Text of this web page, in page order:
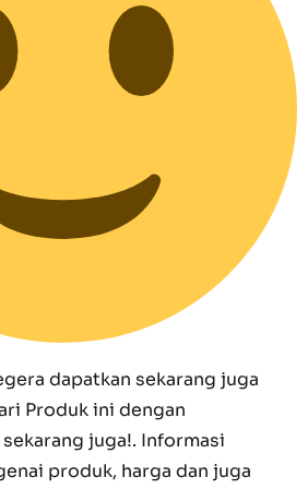
dapatkan sekarang juga
Produk ini dengan
juga!. Informasi
produk, harga dan juga